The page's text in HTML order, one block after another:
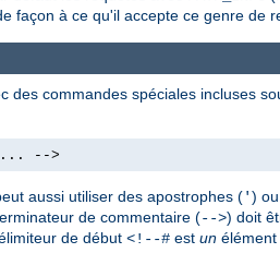
façon à ce qu'il accepte ce genre de
commandes spéciales incluses
-->
aussi utiliser des apostrophes (')
de commentaire (-->) doit
de début <!--# est un élément